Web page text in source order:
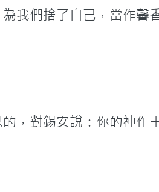
我們捨了自己，當作馨
，對錫安說：你的神作